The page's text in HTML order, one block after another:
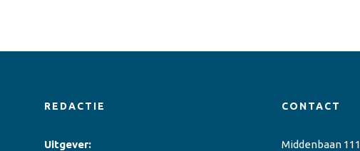
REDACTIE
Uitgever:
CONTACT
Middenbaan 111